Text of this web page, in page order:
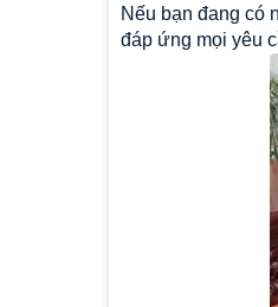
Nếu bạn đang có
đáp ứng mọi yêu